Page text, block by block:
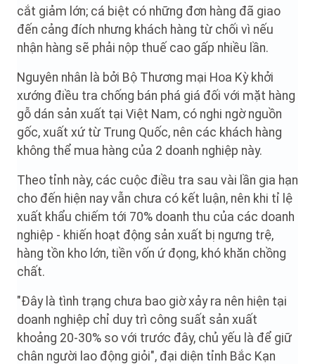
cắt giảm lớn; cá biệt có những đơn hàng đã giao
đến cảng đích nhưng khách hàng từ chối vì nếu
nhận hàng sẽ phải nộp thuế cao gấp nhiều lần.
Nguyên nhân là bởi Bộ Thương mại Hoa Kỳ khởi
xướng điều tra chống bán phá giá đối với mặt hàng
gỗ dán sản xuất tại Việt Nam, có nghi ngờ nguồn
gốc, xuất xứ từ Trung Quốc, nên các khách hàng
không thể mua hàng của 2 doanh nghiệp này.
Theo tỉnh này, các cuộc điều tra sau vài lần gia hạn
cho đến hiện nay vẫn chưa có kết luận, nên khi tỉ lệ
xuất khẩu chiếm tới 70% doanh thu của các doanh
nghiệp - khiến hoạt động sản xuất bị ngưng trệ,
hàng tồn kho lớn, tiền vốn ứ đọng, khó khăn chồng
chất.
"Đây là tình trạng chưa bao giờ xảy ra nên hiện tại
doanh nghiệp chỉ duy trì công suất sản xuất
khoảng 20-30% so với trước đây, chủ yếu là để giữ
chân người lao động giỏi", đại diện tỉnh Bắc Kạn